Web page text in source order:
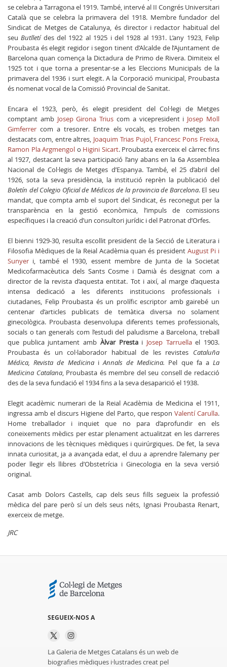
se celebra a Tarragona el 1919. També, intervé al II Congrés Universitari
Català que se celebra la primavera del 1918. Membre fundador del
Sindicat de Metges de Catalunya, és director i redactor habitual del
seuButlletídes del 1922 al 1925 i del 1928 al 1931. L’any 1923, Felip
Proubasta és elegit regidor i segon tinent d’Alcalde de l’Ajuntament de
Barcelona quan comença la Dictadura de Primo de Rivera. Dimiteix el
1925 tot i que torna a presentar-se a les Eleccions Municipals de la
primavera del 1936 i surt elegit. A la Corporació municipal, Proubasta
és nomenat vocal de la Comissió Provincial de Sanitat.
Encara el 1923, però, és elegit president del Col·legi de Metges
comptant amb Josep Girona Trius com a vicepresident i Josep Moll
Gimferrer com a tresorer. Entre els vocals, es troben metges tan
destacats com, entre altres, Joaquim Trias Pujol, Francesc Pons Freixa,
Ramon Pla Argmengol o Higini Sicart. Proubasta exerceix el càrrec fins
al 1927, destacant la seva participació l’any abans en la 6a Assemblea
Nacional de Col·legis de Metges d’Espanya. També, el 25 d’abril del
1926, sota la seva presidència, la institució reprèn la publicació del
Boletín del Colegio Oficial de Médicos de la provincia de Barcelona. El seu
mandat, que compta amb el suport del Sindicat, és reconegut per la
transparència en la gestió econòmica, l’impuls de comissions
específiques i la creació d’un consultori jurídic i del Patronat d’Orfes.
El bienni 1929-30, resulta escollit president de la Secció de Literatura i
Filosofia Mèdiques de la Reial Acadèmia quan és president August Pi i
Sunyer i, també el 1930, essent membre de Junta de la Societat
Medicofarmacèutica dels Sants Cosme i Damià és designat com a
director de la revista d’aquesta entitat. Tot i així, al marge d’aquesta
intensa dedicació a les diferents institucions professionals i
ciutadanes, Felip Proubasta és un prolífic escriptor amb gairebé un
centenar d’articles publicats de temàtica diversa no solament
ginecològica. Proubasta desenvolupa diferents temes professionals,
socials o tan generals com l’estudi del paludisme a Barcelona, treball
que publica juntament amb Àlvar Prestai Josep Tarruellael 1903.
Proubasta és un col·laborador habitual de les revistes Cataluña
Médica, Revista de Medicina iAnnals de Medicina. Pel que fa aLa
Medicina Catalana, Proubasta és membre del seu consell de redacció
des de la seva fundació el 1934 fins a la seva desaparició el 1938.
Elegit acadèmic numerari de la Reial Acadèmia de Medicina el 1911,
ingressa amb el discurs Higiene del Parto, que respon Valentí Carulla.
Home treballador i inquiet que no para d’aprofundir en els
coneixements mèdics per estar plenament actualitzat en les darreres
innovacions de les tècniques mèdiques i quirúrgiques. De fet, la seva
innata curiositat, ja a avançada edat, el duu a aprendre l’alemany per
poder llegir els llibres d’Obstetrícia i Ginecologia en la seva versió
original.
Casat amb Dolors Castells, cap dels seus fills segueix la professió
mèdica del pare però sí un dels seus néts, Ignasi Proubasta Renart,
exerceix de metge.
JRC
SEGUEIX-NOS A
La Galeria de Metges Catalans és un web de
biografies mèdiques i·lustrades creat pel